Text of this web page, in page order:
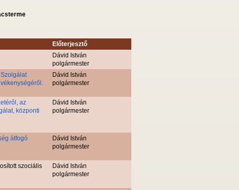
Előterjesztő
Dávid István
polgármester
Dávid István
polgármester
az
központi
Dávid István
polgármester
átfogó
Dávid István
polgármester
szociális
Dávid István
polgármester